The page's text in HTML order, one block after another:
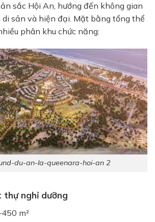
sắc Hội An, hướng đến không gian
di sản và hiện đại. Mặt bằng tổng thể
phân khu chức năng:
du-an-la-queenara-hoi-an 2
thự nghỉ dưỡng
m²